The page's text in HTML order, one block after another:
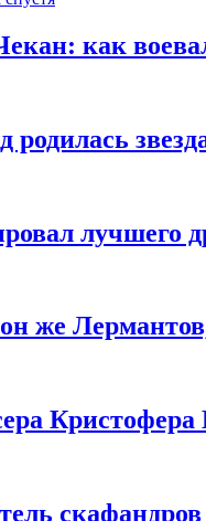
как
родилась
лучшего
же